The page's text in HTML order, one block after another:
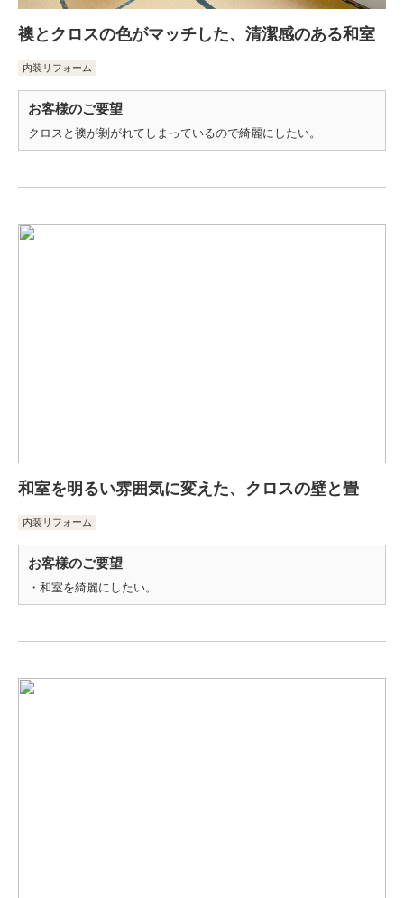
襖とクロスの色がマッチした、清潔感のある和室
内装リフォーム
お客様のご要望
クロスと襖が剝がれてしまっているので綺麗にしたい。
和室を明るい雰囲気に変えた、クロスの壁と畳
内装リフォーム
お客様のご要望
・和室を綺麗にしたい。